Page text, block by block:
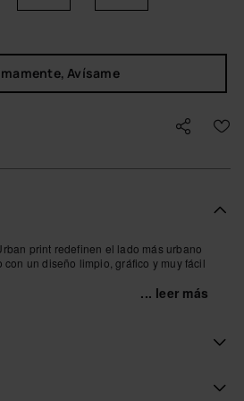
Avísame
print redefinen el lado más urbano
un diseño limpio, gráfico y muy fácil
suela que abraza el pie sin rigideces.
cruzar la ciudad que para desconectar
... leer más